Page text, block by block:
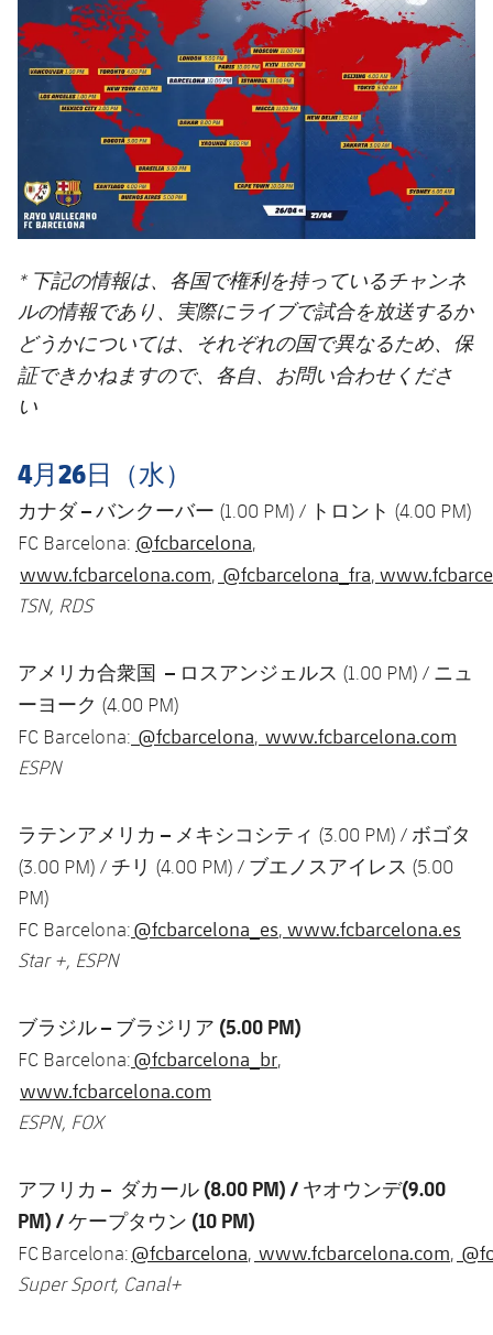
* 下記の情報は、各国で権利を持っているチャンネ
ルの情報であり、実際にライブで試合を放送するか
どうかについては、それぞれの国で異なるため、 保
証できかねますので、各自、お問い合わせくださ
い
4月26日（水）
カナダ– バンクーバー (1.00 PM) / トロント (4.00 PM)
FC Barcelona: @fcbarcelona,
www.fcbarcelona.com, @fcbarcelona_fra,
TSN, RDS
アメリカ合衆国 – ロスアンジェルス (1.00 PM) / ニュ
ーヨーク (4.00 PM)
FC Barcelona: @fcbarcelona, www.fcbarcelona.com
ESPN
ラテンアメリカ – メキシコシティ (3.00 PM) / ボゴタ
(3.00 PM) / チリ (4.00 PM) / ブエノスアイレス (5.00
PM)
FC Barcelona:@fcbarcelona_es, www.fcbarcelona.es
Star +, ESPN
ブラジル– ブラジリア (5.00 PM)
FC Barcelona:@fcbarcelona_br,
www.fcbarcelona.com
ESPN, FOX
アフリカ – ダカール (8.00 PM) / ヤオウンデ(9.00
PM) / ケープタウン (10 PM)
FC Barcelona:@fcbarcelona, www.fcbarcelona.com,
Super Sport, Canal+